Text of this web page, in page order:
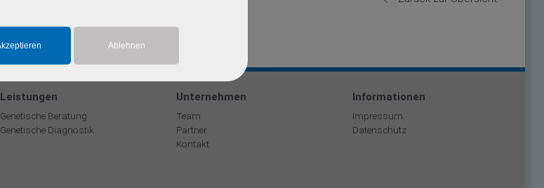
Leistungen
Genetische Beratung
Genetische Diagnostik
Unternehmen
Team
Partner
Kontakt
Informationen
Impressum
Datenschutz